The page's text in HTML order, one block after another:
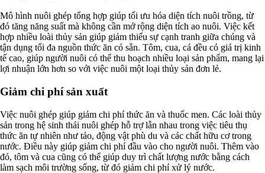
Mô hình nuôi ghép tổng hợp giúp tối ưu hóa diện tích nuôi trồng, từ
đó tăng năng suất mà không cần mở rộng diện tích ao nuôi. Việc kết
hợp nhiều loài thủy sản giúp giảm thiểu sự cạnh tranh giữa chúng và
tận dụng tối đa nguồn thức ăn có sẵn. Tôm, cua, cá đều có giá trị kinh
tế cao, giúp người nuôi có thể thu hoạch nhiều loại sản phẩm, mang lại
lợi nhuận lớn hơn so với việc nuôi một loại thủy sản đơn lẻ.
Giảm chi phí sản xuất
Việc nuôi ghép giúp giảm chi phí thức ăn và thuốc men. Các loài thủy
sản trong hệ sinh thái nuôi ghép hỗ trợ lẫn nhau trong việc tiêu thụ
thức ăn tự nhiên như tảo, động vật phù du và các chất hữu cơ trong
nước. Điều này giúp giảm chi phí đầu vào cho người nuôi. Thêm vào
đó, tôm và cua cũng có thể giúp duy trì chất lượng nước bằng cách
làm sạch môi trường sống, từ đó giảm chi phí xử lý nước.